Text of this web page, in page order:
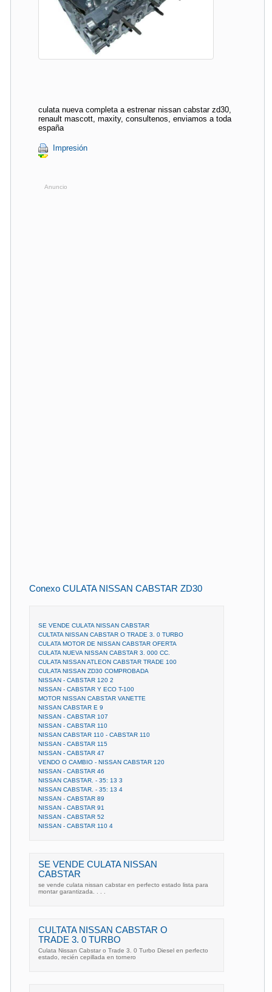
culata nueva completa a estrenar nissan cabstar zd30,
renault mascott, maxity, consultenos, enviamos a toda
españa
Impresión
Anuncio
Conexo CULATA NISSAN CABSTAR ZD30
SE VENDE CULATA NISSAN CABSTAR
CULTATA NISSAN CABSTAR O TRADE 3. 0 TURBO
CULATA MOTOR DE NISSAN CABSTAR OFERTA
CULATA NUEVA NISSAN CABSTAR 3. 000 CC.
CULATA NISSAN ATLEON CABSTAR TRADE 100
CULATA NISSAN ZD30 COMPROBADA
NISSAN - CABSTAR 120 2
NISSAN - CABSTAR Y ECO T-100
MOTOR NISSAN CABSTAR VANETTE
NISSAN CABSTAR E 9
NISSAN - CABSTAR 107
NISSAN - CABSTAR 110
NISSAN CABSTAR 110 - CABSTAR 110
NISSAN - CABSTAR 115
NISSAN - CABSTAR 47
VENDO O CAMBIO - NISSAN CABSTAR 120
NISSAN - CABSTAR 46
NISSAN CABSTAR. - 35: 13 3
NISSAN CABSTAR. - 35: 13 4
NISSAN - CABSTAR 89
NISSAN - CABSTAR 91
NISSAN - CABSTAR 52
NISSAN - CABSTAR 110 4
SE VENDE CULATA NISSAN
CABSTAR
se vende culata nissan cabstar en perfecto estado lista para
montar garantizada. . . .
CULTATA NISSAN CABSTAR O
TRADE 3. 0 TURBO
Culata Nissan Cabstar o Trade 3. 0 Turbo Diesel en perfecto
estado, recién cepillada en tornero